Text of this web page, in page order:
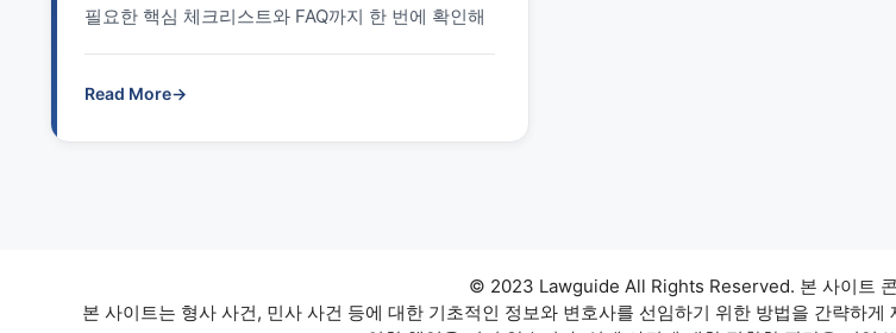
필요한 핵심 체크리스트와 FAQ까지 한 번에 확인해
Read More→
© 2023 Lawguide All Rights Reserved. 본 사이트
본 사이트는 형사 사건, 민사 사건 등에 대한 기초적인 정보와 변호사를 선임하기 위한 방법을 간략하